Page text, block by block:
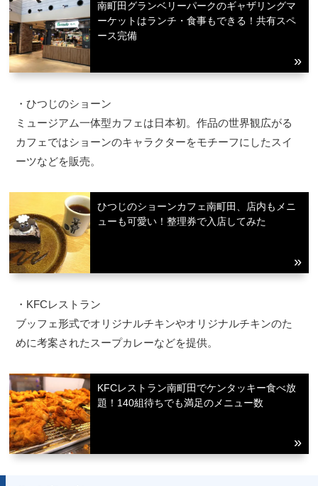
南町田グランベリーパークのギャザリングマ
ーケットはランチ・食事もできる！共有スペ
ース完備
・ひつじのショーン
ミュージアム一体型カフェは日本初。作品の世界観広がる
カフェではショーンのキャラクターをモチーフにしたスイ
ーツなどを販売。
ひつじのショーンカフェ南町田、店内もメニ
ューも可愛い！整理券で入店してみた
・KFCレストラン
ブッフェ形式でオリジナルチキンやオリジナルチキンのた
めに考案されたスープカレーなどを提供。
KFCレストラン南町田でケンタッキー食べ放
題！140組待ちでも満足のメニュー数